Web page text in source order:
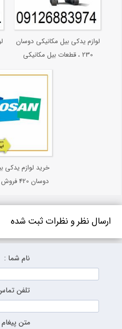
لوازم یدکی بیل مکانیکی دوسان
230 ، قطعات بیل مکانیکی
خرید لوازم یدکی
دوسان
ارسال نظر و نظرات ثبت شده
نام شما :
تلفن
متن